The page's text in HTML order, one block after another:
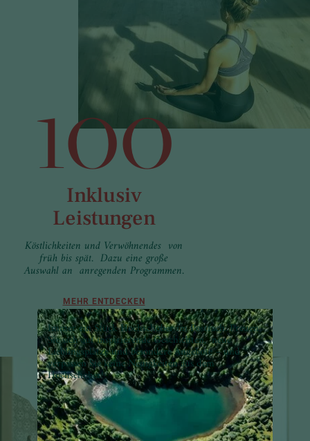
Immer ein Stück Hochschober im Postfach: Freuen
Sie sich auf inspirierende Geschichten, neue
Lieblingsplätze und besondere Angebote – und
verpassen Sie keine Neuigkeiten aus dem
Hochschober!
100
Inklusiv
Leistungen
Köstlichkeiten und Verwöhnendes von
früh bis spät. Dazu eine große
Auswahl an anregenden Programmen.
MEHR ENTDECKEN